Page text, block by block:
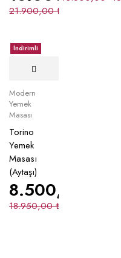
21.900,00₺
İndirimli
Modern
Yemek
Masası
Torino
Yemek
Masası
(Aytaşı)
18.950,00₺
8.500,00